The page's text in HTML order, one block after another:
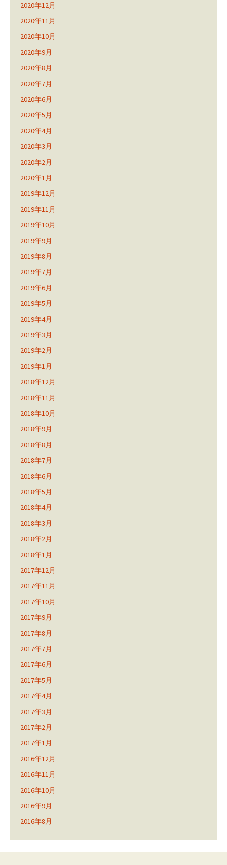
2020年12月
2020年11月
2020年10月
2020年9月
2020年8月
2020年7月
2020年6月
2020年5月
2020年4月
2020年3月
2020年2月
2020年1月
2019年12月
2019年11月
2019年10月
2019年9月
2019年8月
2019年7月
2019年6月
2019年5月
2019年4月
2019年3月
2019年2月
2019年1月
2018年12月
2018年11月
2018年10月
2018年9月
2018年8月
2018年7月
2018年6月
2018年5月
2018年4月
2018年3月
2018年2月
2018年1月
2017年12月
2017年11月
2017年10月
2017年9月
2017年8月
2017年7月
2017年6月
2017年5月
2017年4月
2017年3月
2017年2月
2017年1月
2016年12月
2016年11月
2016年10月
2016年9月
2016年8月